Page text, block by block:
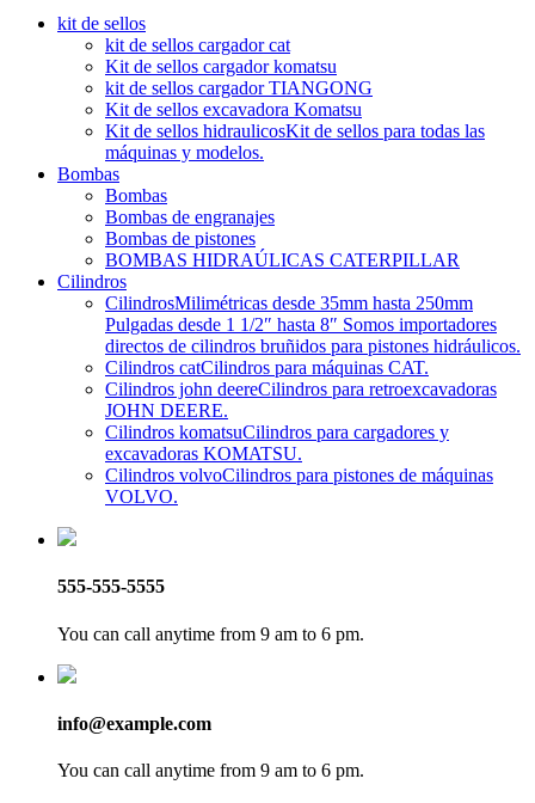
kit de sellos
kit de sellos cargador cat
Kit de sellos cargador komatsu
kit de sellos cargador TIANGONG
Kit de sellos excavadora Komatsu
Kit de sellos hidraulicosKit de sellos para todas las
máquinas y modelos.
Bombas
Bombas
Bombas de engranajes
Bombas de pistones
BOMBAS HIDRAÚLICAS CATERPILLAR
Cilindros
CilindrosMilimétricas desde 35mm hasta 250mm
Pulgadas desde 1 1/2″ hasta 8″ Somos importadores
directos de cilindros bruñidos para pistones hidráulicos.
Cilindros catCilindros para máquinas CAT.
Cilindros john deereCilindros para retroexcavadoras
JOHN DEERE.
Cilindros komatsuCilindros para cargadores y
excavadoras KOMATSU.
Cilindros volvoCilindros para pistones de máquinas
VOLVO.
555-555-5555
You can call anytime from 9 am to 6 pm.
info@example.com
You can call anytime from 9 am to 6 pm.